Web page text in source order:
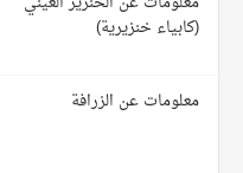
(كابياء خنزيرية)
معلومات عن الزرافة